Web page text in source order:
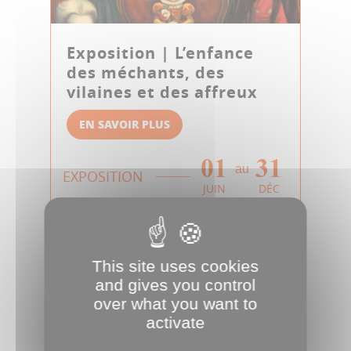
Exposition | L’enfance
des méchants, des
vilaines et des affreux
EN SAVOIR PLUS
EXPOSITION 01
JUIN
au 31
DÉC
This site uses cookies
and gives you control
over what you want to
activate